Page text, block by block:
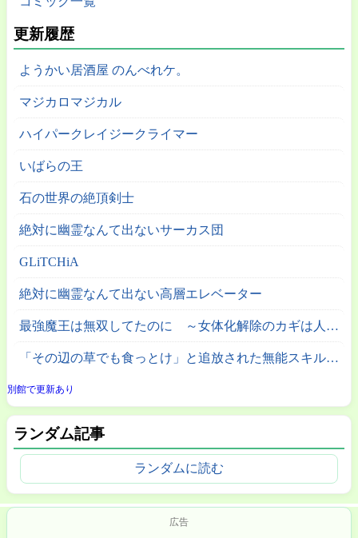
更新履歴
ようかい居酒屋 のんべれケ。
マジカロマジカル
ハイパークレイジークライマー
いばらの王
石の世界の絶頂剣士
絶対に幽霊なんて出ないサーカス団
GLiTCHiA
絶対に幽霊なんて出ない高層エレベーター
最強魔王は無双してたのに ～女体化解除のカギは人助けの旅でした～
「その辺の草でも食っとけ」と追放された無能スキル【植物食い】持ち転生者、エルフの里で幻の植物を食べて無双する
別館で更新あり
ランダム記事
ランダムに読む
広告